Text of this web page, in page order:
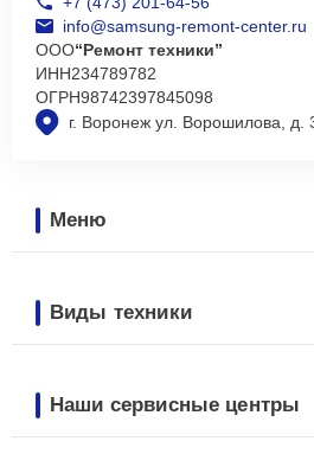
г. Воронеж ул. Ворошилова, д.
info@samsung-remont-center.ru
ООО“Ремонт техники”
ИНН234789782
ОГРН98742397845098
Меню
Виды техники
Наши сервисные центры